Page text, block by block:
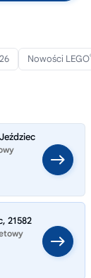
Nowości LEGO
21582